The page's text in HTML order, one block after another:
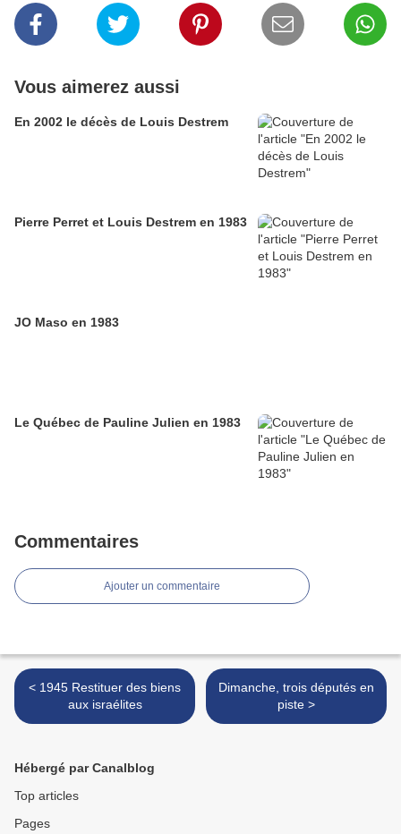
Vous aimerez aussi
En 2002 le décès de Louis Destrem
Pierre Perret et Louis Destrem en 1983
JO Maso en 1983
Le Québec de Pauline Julien en 1983
Commentaires
Ajouter un commentaire
< 1945 Restituer des biens
aux israélites
Dimanche, trois députés en
piste >
Hébergé par Canalblog
Top articles
Pages